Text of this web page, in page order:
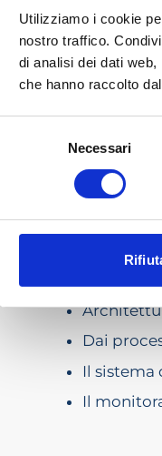
Utilizziamo i cookie
nostro traffico.
di analisi dei dati
che hanno raccolto
Necessari
II
Ore 14.30
Ore 15.00
Dai
Il sistema
Il